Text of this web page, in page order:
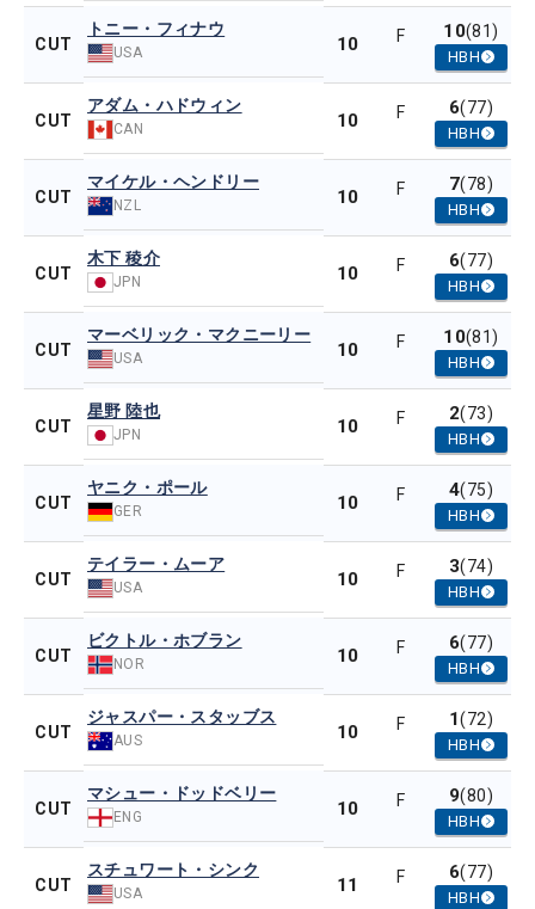
CUT
トニー・フィナウ
USA 10 F 10(81)
HBH
CUT
アダム・ハドウィン
CAN 10 F 6(77)
HBH
CUT
マイケル・ヘンドリー
NZL 10 F 7(78)
HBH
CUT
木下 稜介
JPN 10 F 6(77)
HBH
CUT
マーベリック・マクニーリー
USA 10 F 10(81)
HBH
CUT
星野 陸也
JPN 10 F 2(73)
HBH
CUT
ヤニク・ポール
GER 10 F 4(75)
HBH
CUT
テイラー・ムーア
USA 10 F 3(74)
HBH
CUT
ビクトル・ホブラン
NOR 10 F 6(77)
HBH
CUT
ジャスパー・スタッブス
AUS 10 F 1(72)
HBH
CUT
マシュー・ドッドベリー
ENG 10 F 9(80)
HBH
CUT
スチュワート・シンク
USA 11 F 6(77)
HBH